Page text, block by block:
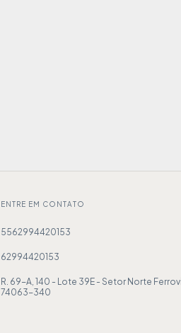
ENTRE EM CONTATO
5562994420153
62994420153
R. 69-A, 140 - Lote 39E - Setor Norte
74063-340